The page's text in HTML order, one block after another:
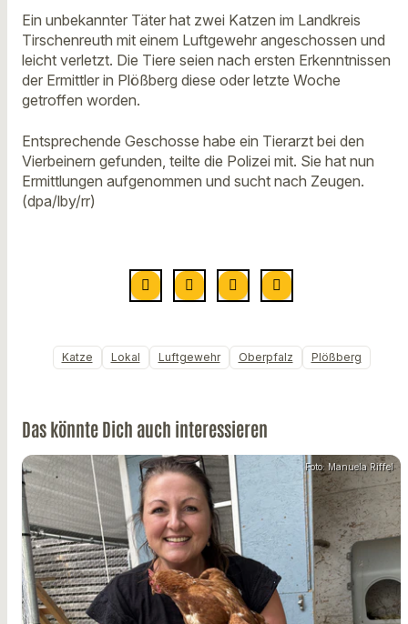
Ein unbekannter Täter hat zwei Katzen im Landkreis
Tirschenreuth mit einem Luftgewehr angeschossen und
leicht verletzt. Die Tiere seien nach ersten Erkenntnissen
der Ermittler in Plößberg diese oder letzte Woche
getroffen worden.
Entsprechende Geschosse habe ein Tierarzt bei den
Vierbeinern gefunden, teilte die Polizei mit. Sie hat nun
Ermittlungen aufgenommen und sucht nach Zeugen.
(dpa/lby/rr)
Katze Lokal Luftgewehr Oberpfalz Plößberg
Das könnte Dich auch interessieren
Foto: Manuela Riffel